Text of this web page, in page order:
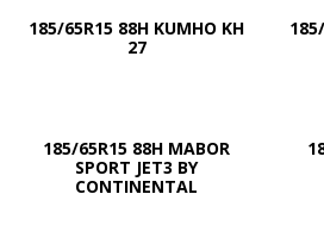
185/65R15 88H KUMHO KH
27
185/65R15 88H MABOR
SPORT JET3 BY
CONTINENTAL